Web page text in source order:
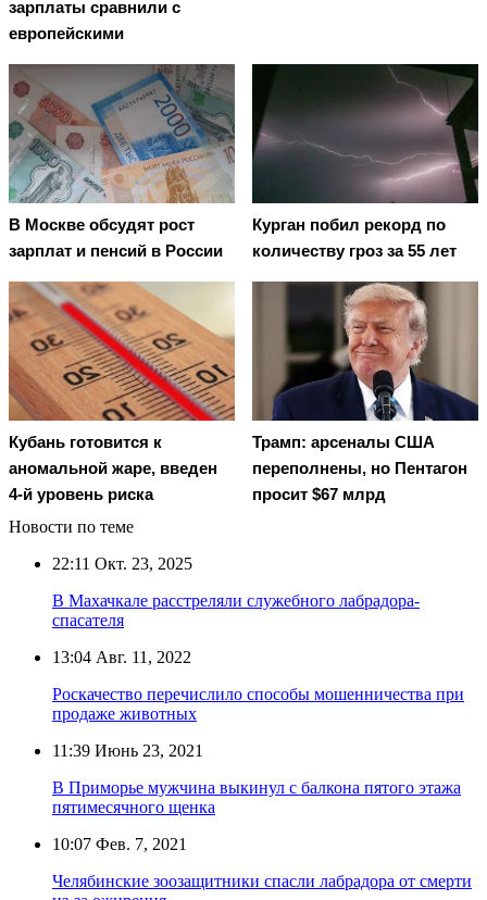
зарплаты сравнили с
европейскими
В Москве обсудят рост
зарплат и пенсий в России
Курган побил рекорд по
количеству гроз за 55 лет
Кубань готовится к
аномальной жаре, введен
4-й уровень риска
Трамп: арсеналы США
переполнены, но Пентагон
просит $67 млрд
Новости по теме
22:11 Окт. 23, 2025
В Махачкале расстреляли служебного лабрадора-
спасателя
13:04 Авг. 11, 2022
Роскачество перечислило способы мошенничества при
продаже животных
11:39 Июнь 23, 2021
В Приморье мужчина выкинул с балкона пятого этажа
пятимесячного щенка
10:07 Фев. 7, 2021
Челябинские зоозащитники спасли лабрадора от смерти